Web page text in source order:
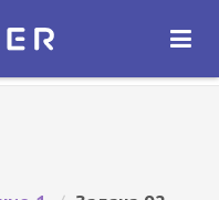
ОТКРЫТЬ